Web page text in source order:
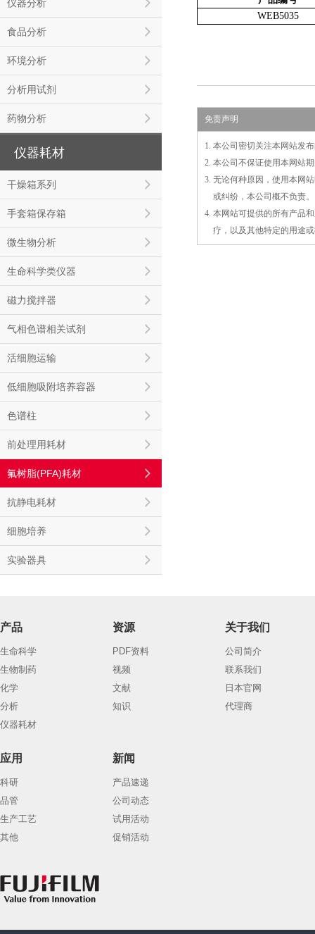
仪器分析
食品分析
环境分析
分析用试剂
药物分析
仪器耗材
干燥箱系列
手套箱保存箱
微生物分析
生命科学类仪器
磁力搅拌器
气相色谱相关试剂
活细胞运输
低细胞吸附培养容器
色谱柱
前处理用耗材
氟树脂(PFA)耗材
抗静电耗材
细胞培养
实验器具
WEB5035
免责声明
1. 本公司密切关注本网站发
2. 本公司不保证使用本网站
3. 无论何种原因，使用本网
或纠纷，本公司概不负责。
4. 本网站可提供的所有产品
疗，以及其他特定的用途
产品
生命科学
生物制药
化学
分析
仪器耗材
资源
PDF资料
视频
文献
知识
关于我们
公司简介
联系我们
日本官网
代理商
应用
科研
品管
生产工艺
其他
新闻
产品速递
公司动态
试用活动
促销活动